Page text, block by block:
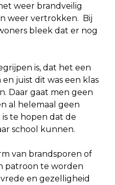
weer brandveilig
weer vertrokken. Bij
bleek dat er nog
is, dat het een
juist dit was een klas
Daar gaat men geen
al helemaal geen
te hopen dat de
school kunnen.
van brandsporen of
patroon te worden
en gezelligheid